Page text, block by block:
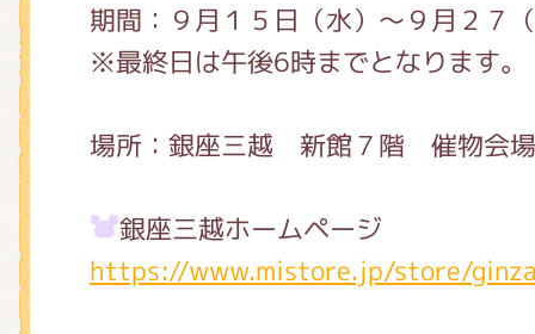
期間：９月１５日（水）～９月２７
※最終日は午後6時までとなります。
場所：銀座三越 新館７階 催物会場
銀座三越ホームページ
https://www.mistore.jp/store/